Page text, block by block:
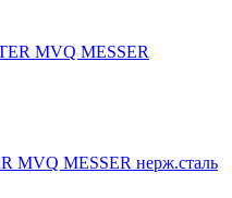
MVQ MESSER нерж.сталь